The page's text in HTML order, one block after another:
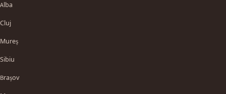
Alba
Cluj
Mureș
Sibiu
Brașov